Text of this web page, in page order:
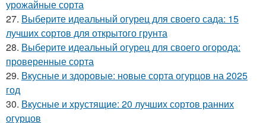
урожайные сорта
27. Выберите идеальный огурец для своего сада: 15
лучших сортов для открытого грунта
28. Выберите идеальный огурец для своего огорода:
проверенные сорта
29. Вкусные и здоровые: новые сорта огурцов на 2025
год
30. Вкусные и хрустящие: 20 лучших сортов ранних
огурцов